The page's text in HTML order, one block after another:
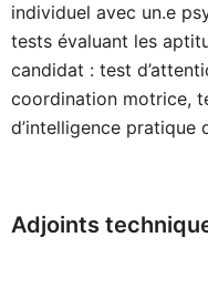
individuel avec un.e
tests évaluant les
candidat : test
coordination motrice,
d’intelligence pratique
Adjoints